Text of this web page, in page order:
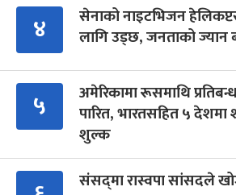
४
सेनाको नाइटभिजन
लागि उड्छ, जनताको ज्यान
५
अमेरिकामा रूसमाथि
पारित, भारतसहित ५ देशमा
शुल्क
संसद्‍मा रास्वपा सांसदले